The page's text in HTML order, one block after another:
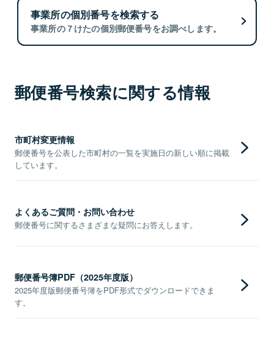
事業所の個別番号を検索する
事業所の７けたの個別郵便番号をお調べします。
郵便番号検索に関する情報
市町村変更情報
郵便番号を公表した市町村の一覧を実施日の新しい順に掲載
しています。
よくあるご質問・お問い合わせ
郵便番号に関するさまざまな疑問にお答えします。
郵便番号簿PDF（2025年度版）
2025年度版郵便番号簿をPDF形式でダウンロードできま
す。